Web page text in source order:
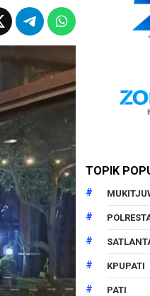
TOPIK
KPUPATI
PATI